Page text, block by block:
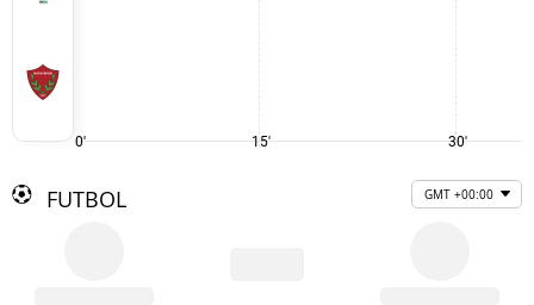
0' 15' 30'
FUTBOL GMT +00:00